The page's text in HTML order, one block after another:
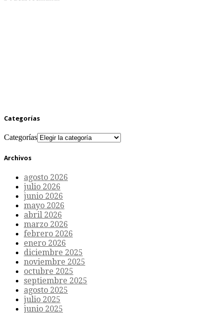
Categorías
Categorías
Archivos
agosto 2026
julio 2026
junio 2026
mayo 2026
abril 2026
marzo 2026
febrero 2026
enero 2026
diciembre 2025
noviembre 2025
octubre 2025
septiembre 2025
agosto 2025
julio 2025
junio 2025